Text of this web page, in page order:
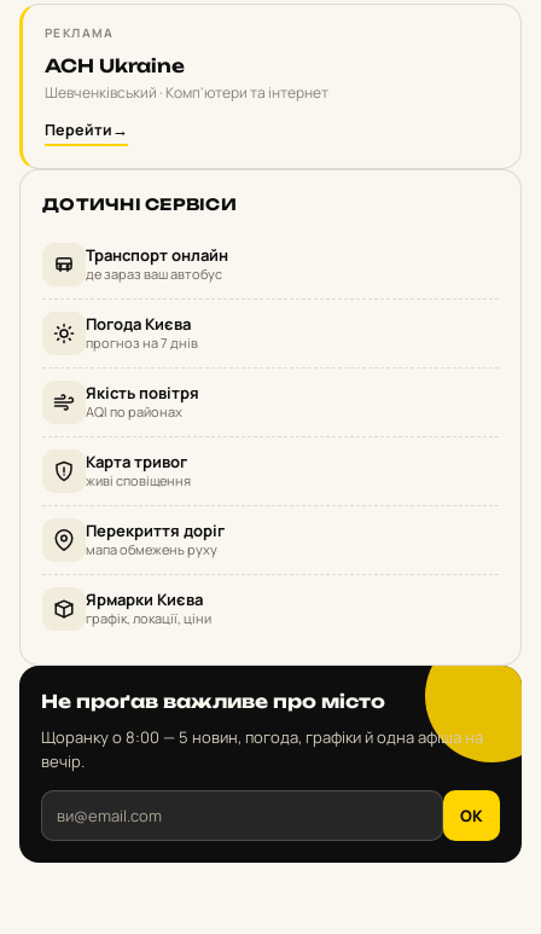
РЕКЛАМА
ACH Ukraine
Шевченківський · Комп'ютери та інтернет
Перейти→
ДОТИЧНІ СЕРВІСИ
Транспорт онлайн
де зараз ваш автобус
Погода Києва
прогноз на 7 днів
Якість повітря
AQI по районах
Карта тривог
живі сповіщення
Перекриття доріг
мапа обмежень руху
Ярмарки Києва
графік, локації, ціни
Не проґав важливе про місто
Щоранку о 8:00 — 5 новин, погода, графіки й одна афіша на
вечір.
OK